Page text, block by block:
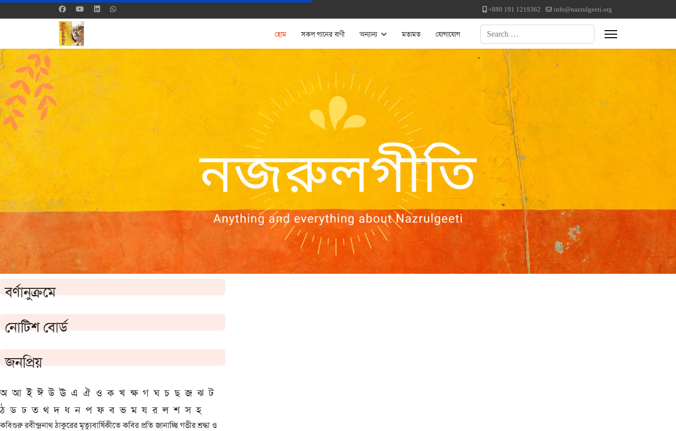
+880 191 1219362 info@nazrulgeeti.org
হোম সকল গানের বাণী অন্যান্য মতামত যোগাযোগ Search
বর্ণানুক্রমে
নোটিশ বোর্ড
জনপ্রিয়
অ আ ই ঈ উ ঊ এ ঐ ও ক খ ক্ষ গ ঘ চ ছ জ ঝ ট
ঠ ড ঢ ত থ দ ধ ন প ফ ব ভ ম য র ল শ স হ
কবিগুরু রবীন্দ্রনাথ ঠাকুরের মৃত্যুবার্ষিকীতে কবির প্রতি জানাচ্ছি গভীর শ্রদ্ধা ও